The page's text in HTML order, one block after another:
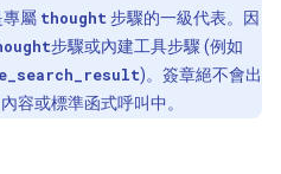
專屬 thought 步驟的一級代表。因
步驟或內建工具步驟 (例如
)。簽章絕不會出
容或標準函式呼叫中。